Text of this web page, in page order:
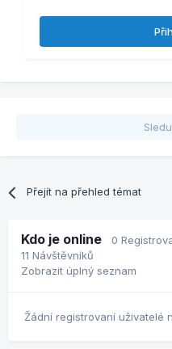
Přejít na přehled témat
Kdo je online 0
11 Návštěvníků
Zobrazit úplný seznam
Žádní registrovaní uživatelé